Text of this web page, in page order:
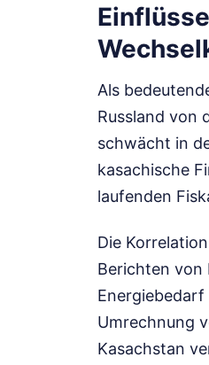
Als
Russland von
schwächt in
kasachische
laufenden
Die
Berichten von
Umrechnung
Kasachstan